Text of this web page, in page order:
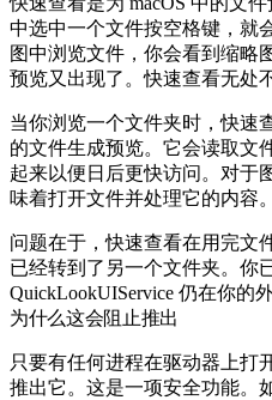
中选中一个文件按空格键，就
图中浏览文件，你会看到缩略
预览又出现了。快速查看无处
当你浏览一个文件夹时，快速
的文件生成预览。它会读取文
起来以便日后更快访问。对于
味着打开文件并处理它的内容。
问题在于，快速查看在用完文
已经转到了另一个文件夹。你
QuickLookUIService 仍在你的
为什么这会阻止推出
只要有任何进程在驱动器上打
推出它。这是一项安全功能。